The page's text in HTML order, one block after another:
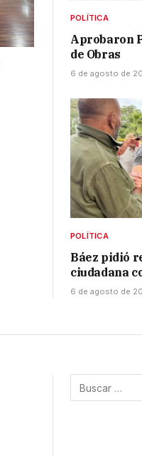
POLÍTICA
Aprobaron
de Obras
6 de agosto de
POLÍTICA
Báez pidió
ciudadana
6 de agosto de